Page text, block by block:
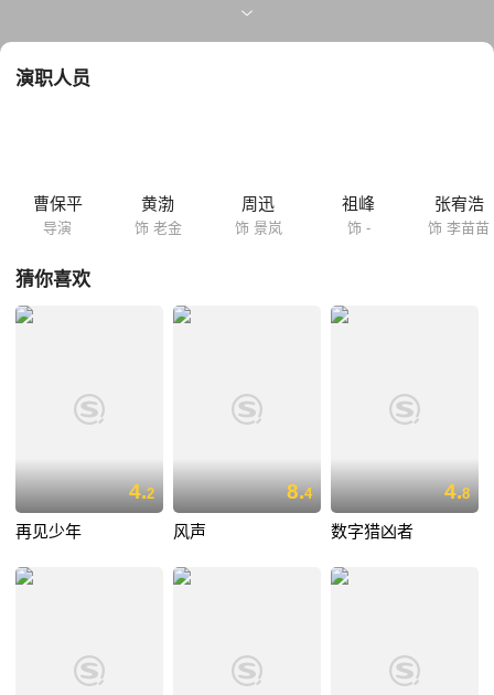
演职人员
曹保平
导演
黄渤
饰 老金
周迅
饰 景岚
祖峰
饰 -
张宥浩
饰 李苗苗
猜你喜欢
4.2
再见少年
8.4
风声
4.8
数字猎凶者